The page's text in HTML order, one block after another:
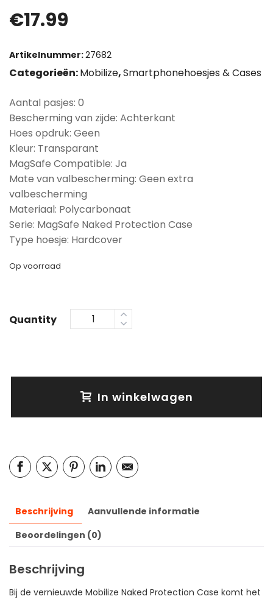
€17.99
Artikelnummer:27682
Categorieën:Mobilize,Smartphonehoesjes & Cases
Aantal pasjes: 0
Bescherming van zijde: Achterkant
Hoes opdruk: Geen
Kleur: Transparant
MagSafe Compatible: Ja
Mate van valbescherming: Geen extra
valbescherming
Materiaal: Polycarbonaat
Serie: MagSafe Naked Protection Case
Type hoesje: Hardcover
Op voorraad
Quantity
In winkelwagen
Beschrijving
Aanvullende informatie
Beoordelingen (0)
Beschrijving
Bij de vernieuwde Mobilize Naked Protection Case komt het